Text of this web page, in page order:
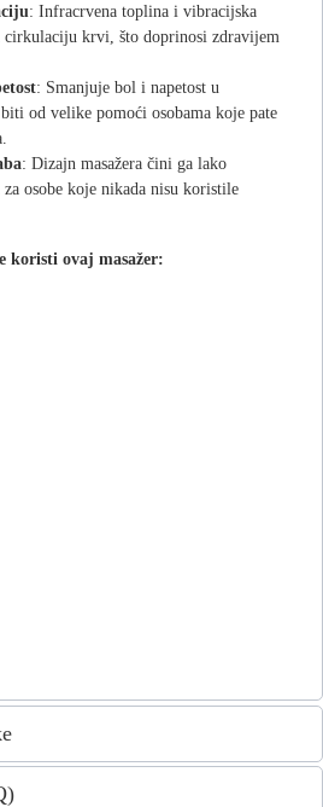
: Infracrvena toplina i vibracijska
cirkulaciju krvi, što doprinosi zdravijem
: Smanjuje bol i napetost u
od velike pomoći osobama koje pate
: Dizajn masažera čini ga lako
osobe koje nikada nisu koristile
koristi ovaj masažer: